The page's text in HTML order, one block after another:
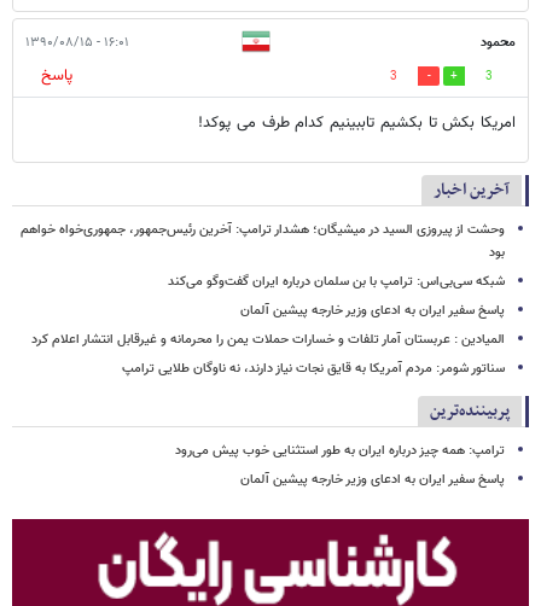
محمود ۱۶:۰۱ - ۱۳۹۰/۰۸/۱۵
3
3
پاسخ
امریکا بکش تا بکشیم تاببینیم کدام طرف می پوکد!
آخرین اخبار
وحشت از پیروزی السید در میشیگان؛ هشدار ترامپ: آخرین رئیس‌جمهور، جمهوری‌خواه خواهم
بود
شبکه سی‌بی‌اس: ترامپ با بن سلمان درباره ایران گفت‌وگو می‌کند
پاسخ سفیر ایران به ادعای وزیر خارجه پیشین آلمان
المیادین : عربستان آمار تلفات و خسارات حملات یمن را محرمانه و غیرقابل انتشار اعلام کرد
سناتور شومر: مردم آمریکا به قایق نجات نیاز دارند، نه ناوگان طلایی ترامپ
پربیننده‌ترین
ترامپ: همه چیز درباره ایران به طور استثنایی خوب پیش می‌رود
پاسخ سفیر ایران به ادعای وزیر خارجه پیشین آلمان